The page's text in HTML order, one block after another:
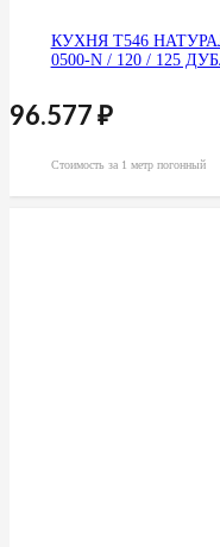
КУХНЯ Т546
0500-N / 120 / 125
96.577₽
Стоимость за 1 метр погонный